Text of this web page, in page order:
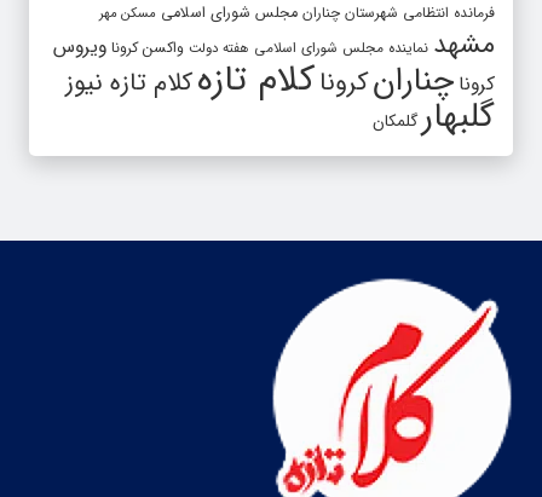
فرمانده انتظامی شهرستان چناران مجلس شورای اسلامی مسکن مهر
مشهد نماینده مجلس شورای اسلامی هفته دولت واکسن کرونا ویروس
کرونا چنارانکروناکلام تازهکلام تازه نیوز
گلبهارگلمکان